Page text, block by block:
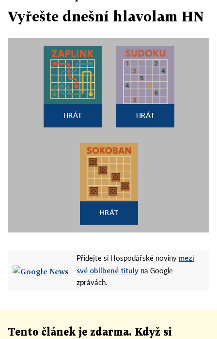
Vyřešte dnešní hlavolam HN
HRÁT HRÁT
HRÁT
Přidejte si Hospodářské noviny mezi
své oblíbené tituly na Google
zprávách.
Tento článek je zdarma. Když si